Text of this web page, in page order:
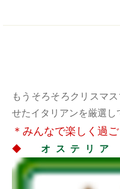
もうそろそろクリスマ
せたイタリアンを厳選し
＊みんなで楽しく過
◆ オステリア